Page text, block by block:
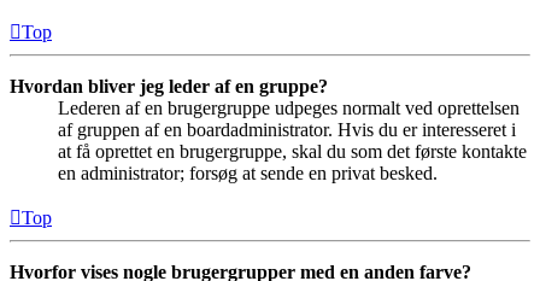
Top
Hvordan bliver jeg leder af en gruppe?
Lederen af en brugergruppe udpeges normalt ved oprettelsen
af gruppen af en boardadministrator. Hvis du er interesseret i
at få oprettet en brugergruppe, skal du som det første kontakte
en administrator; forsøg at sende en privat besked.
Top
Hvorfor vises nogle brugergrupper med en anden farve?